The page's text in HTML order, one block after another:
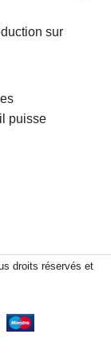
sur
puisse
droits réservés et